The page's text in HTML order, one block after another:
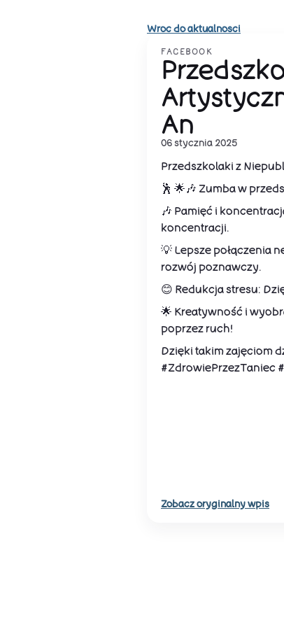
Wroc do aktualnosci
FACEBOOK
An
06 stycznia 2025
Przedszkolaki z
🕺 🌟🎶 Zumba w
🎶 Pamięć i
koncentracji.
💡 Lepsze połączenia
rozwój poznawczy.
😊 Redukcja stresu:
🌟 Kreatywność i
poprzez ruch!
Dzięki takim zajęciom
#ZdrowiePrzezTaniec
Zobacz oryginalny wpis